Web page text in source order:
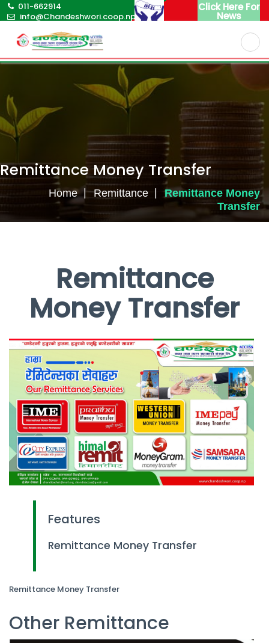
011-662914
info@Chandeshwori.coop.np
Click Here For
News
Nepali
Remittance Money Transfer
Home Remittance
Remittance Money
Transfer
Remittance
Money Transfer
Features
Remittance Money Transfer
Remittance Money Transfer
Other Remittance